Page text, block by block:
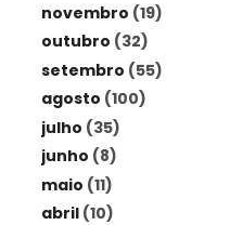
novembro (19)
outubro (32)
setembro (55)
agosto (100)
julho (35)
junho (8)
maio (11)
abril (10)